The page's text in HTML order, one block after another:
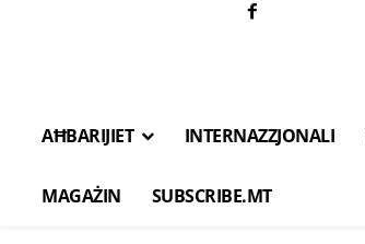
AĦBARIJIET INTERNAZZJONALI
MAGAŻIN SUBSCRIBE.MT